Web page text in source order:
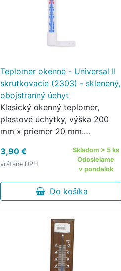
Teplomer okenné - Universal II
skrutkovacie (2303) - sklenený,
obojstranný úchyt
Klasický okenný teplomer,
plastové úchytky, výška 200
mm x priemer 20 mm.
3,90 €
vrátane DPH
Skladom > 5 ks
Odosielame
v pondelok
Do košíka